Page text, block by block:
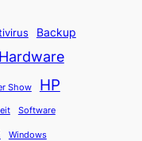
Backup
Hardware
Show HP
Software
Windows